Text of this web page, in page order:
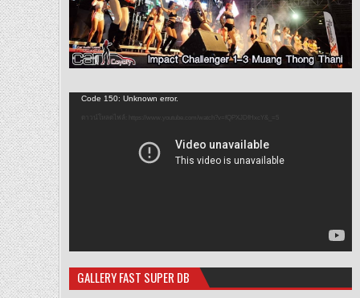
Code 150: Unknown error.
ดาวน์โหลดไฟล์: https://www.youtube.com/watch?v=fQPXJDfHxcY&_=5
GALLERY FAST SUPER DB